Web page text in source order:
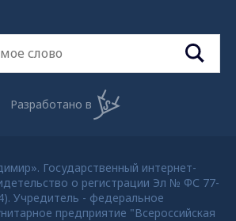
Разработано в
Государственный интернет-
о регистрации Эл № ФС 77-
Учредитель - федеральное
предприятие "Всероссийская